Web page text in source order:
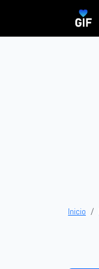
Inicio